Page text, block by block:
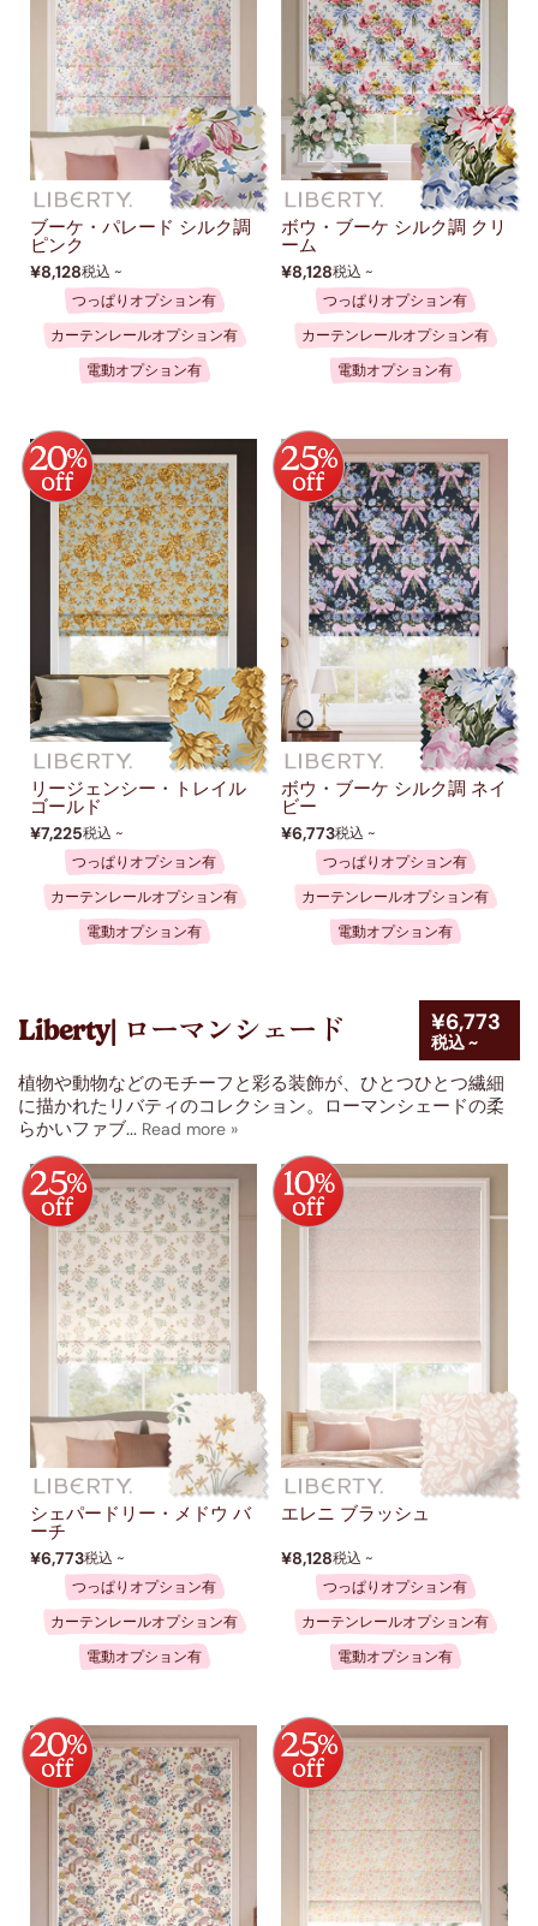
ブーケ・パレード シルク調
ピンク
¥8,128税込 ~
つっぱりオプション有
カーテンレールオプション有
電動オプション有
ボウ・ブーケ シルク調 クリ
ーム
¥8,128税込 ~
つっぱりオプション有
カーテンレールオプション有
電動オプション有
リージェンシー・トレイル
ゴールド
¥7,225税込 ~
つっぱりオプション有
カーテンレールオプション有
電動オプション有
ボウ・ブーケ シルク調 ネイ
ビー
¥6,773税込 ~
つっぱりオプション有
カーテンレールオプション有
電動オプション有
Liberty| ローマンシェード ¥6,773
税込 ~
植物や動物などのモチーフと彩る装飾が、ひとつひとつ繊細
に描かれたリバティのコレクション。ローマンシェードの柔
らかいファブ...
シェパードリー・メドウ バ
ーチ
¥6,773税込 ~
つっぱりオプション有
カーテンレールオプション有
電動オプション有
エレニ ブラッシュ
¥8,128税込 ~
つっぱりオプション有
カーテンレールオプション有
電動オプション有